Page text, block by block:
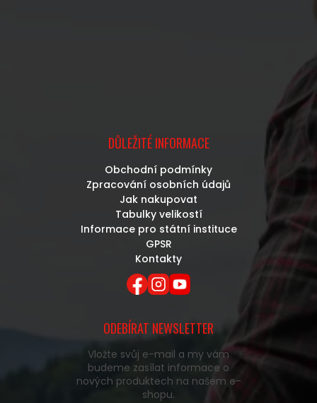
DŮLEŽITÉ INFORMACE
Obchodní podmínky
Zpracování osobních údajů
Jak nakupovat
Tabulky velikostí
Informace pro státní instituce
GPSR
Kontakty
ODEBÍRAT NEWSLETTER
Vložte svůj e-mail a my vám
budeme zasílat informace o
nových produktech na našem e-
shopu.